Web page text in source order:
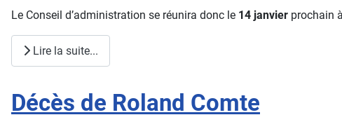
Le Conseil d’administration se réunira donc le 14 janvier prochain à
Lire la suite...
Décès de Roland Comte